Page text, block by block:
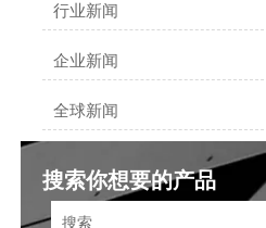
行业新闻
企业新闻
全球新闻
搜索你想要的产品